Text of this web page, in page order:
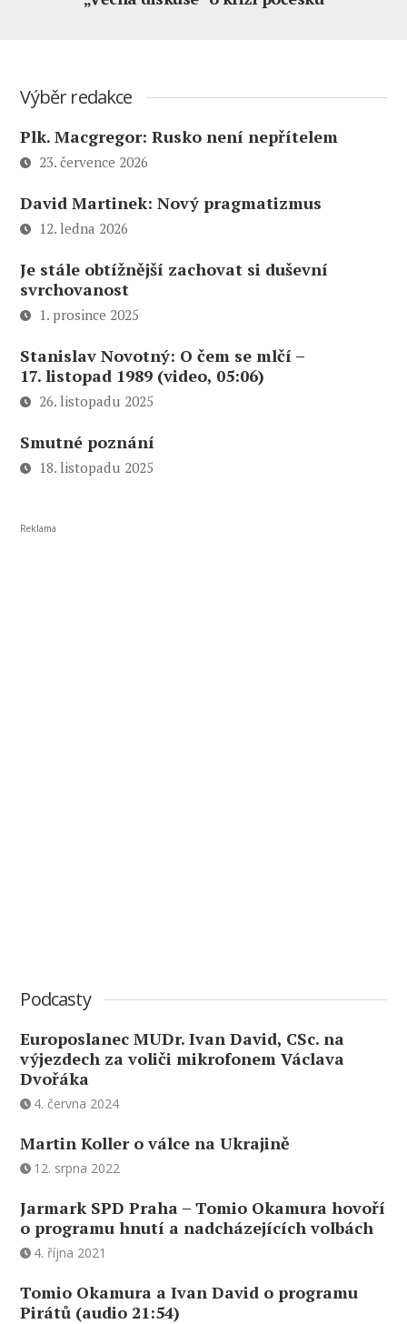
Výběr redakce
Plk. Macgregor: Rusko není nepřítelem
23. července 2026
David Martinek: Nový pragmatizmus
12. ledna 2026
Je stále obtížnější zachovat si duševní
svrchovanost
1. prosince 2025
Stanislav Novotný: O čem se mlčí –
17. listopad 1989 (video, 05:06)
26. listopadu 2025
Smutné poznání
18. listopadu 2025
Reklama
Podcasty
Europoslanec MUDr. Ivan David, CSc. na
výjezdech za voliči mikrofonem Václava
Dvořáka
4. června 2024
Martin Koller o válce na Ukrajině
12. srpna 2022
Jarmark SPD Praha – Tomio Okamura hovoří
o programu hnutí a nadcházejících volbách
4. října 2021
Tomio Okamura a Ivan David o programu
Pirátů (audio 21:54)